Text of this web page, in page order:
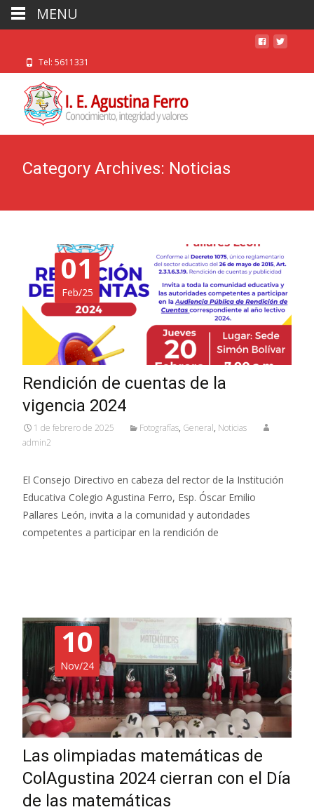
Tel: 5611331
Category Archives: Noticias
01
Feb/25
Rendición de cuentas de la
vigencia 2024
1 de febrero de 2025 Fotografías, General, Noticias
admin2
El Consejo Directivo en cabeza del rector de la Institución
Educativa Colegio Agustina Ferro, Esp. Óscar Emilio
Pallares León, invita a la comunidad y autoridades
competentes a participar en la rendición de
10
Nov/24
Las olimpiadas matemáticas de
ColAgustina 2024 cierran con el Día
de las matemáticas
MENU